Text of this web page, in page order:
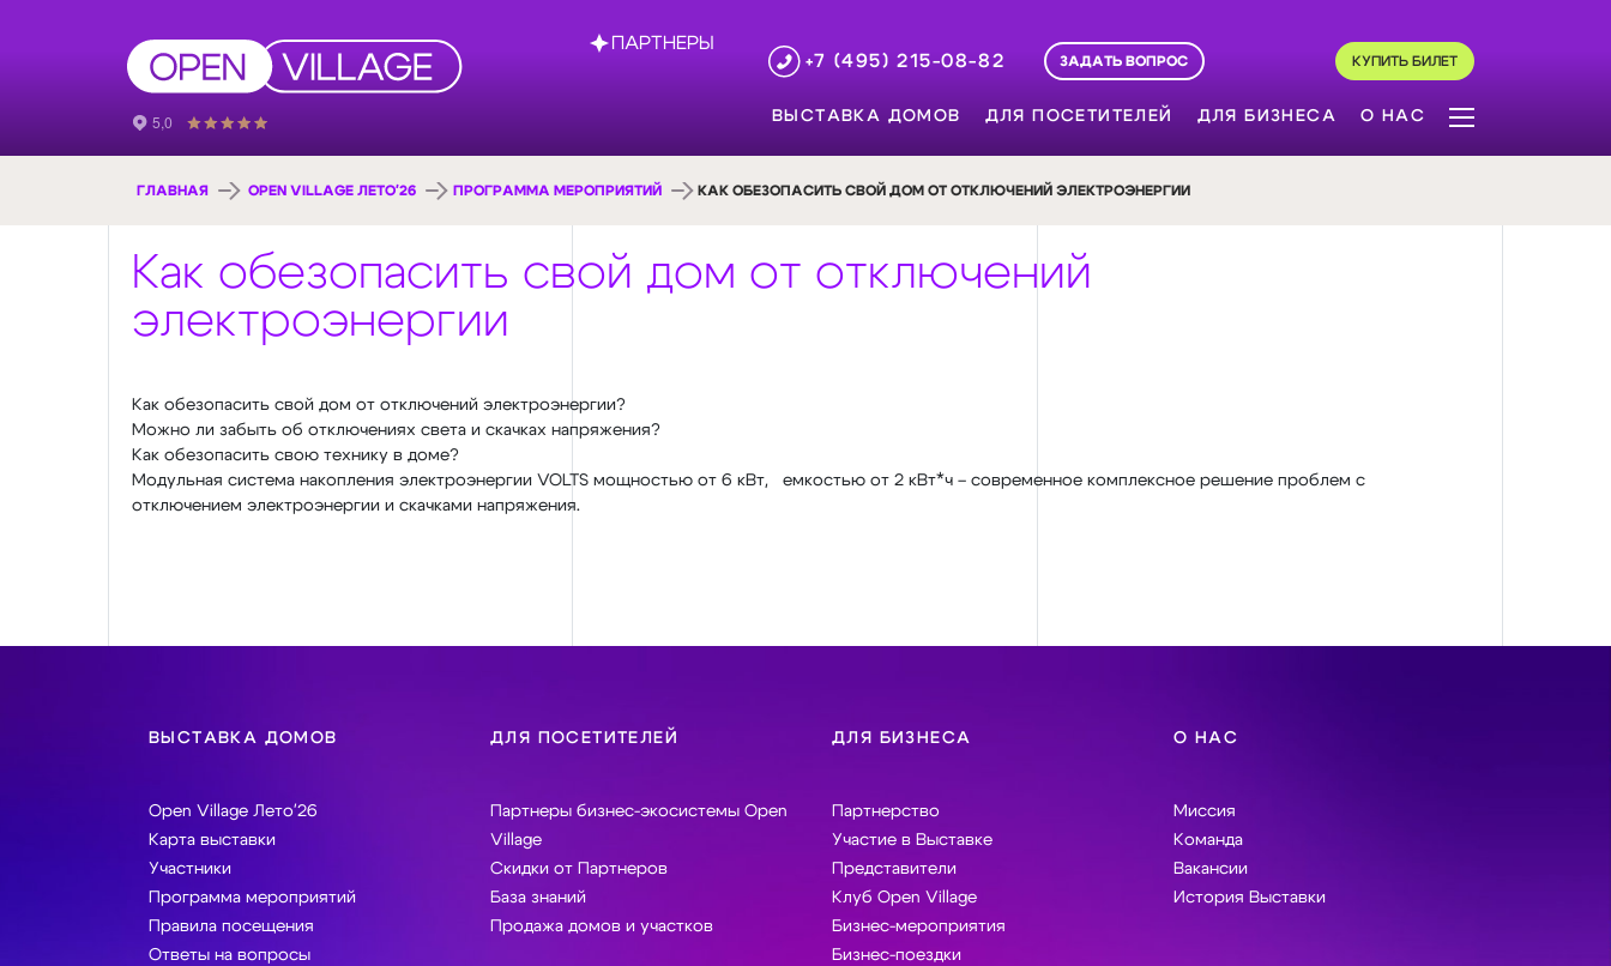
ПАРТНЕРЫ
+7 (495) 215-08-82
ЗАДАТЬ ВОПРОС КУПИТЬ БИЛЕТ
ВЫСТАВКА ДОМОВ ДЛЯ ПОСЕТИТЕЛЕЙ ДЛЯ БИЗНЕСА О НАС
ГЛАВНАЯ OPEN VILLAGE ЛЕТО'26 ПРОГРАММА МЕРОПРИЯТИЙ КАК ОБЕЗОПАСИТЬ СВОЙ ДОМ ОТ ОТКЛЮЧЕНИЙ ЭЛЕКТРОЭНЕРГИИ
Как обезопасить свой дом от отключений
электроэнергии
Как обезопасить свой дом от отключений электроэнергии?
Можно ли забыть об отключениях света и скачках напряжения?
Как обезопасить свою технику в доме?
Модульная система накопления электроэнергии VOLTS мощностью от 6 кВт, емкостью от 2 кВт*ч – современное комплексное решение проблем с
отключением электроэнергии и скачками напряжения.
ВЫСТАВКА ДОМОВ
Open Village Лето'26
Карта выставки
Участники
Программа мероприятий
Правила посещения
Ответы на вопросы
ДЛЯ ПОСЕТИТЕЛЕЙ
Партнеры бизнес-экосистемы Open
Village
Скидки от Партнеров
База знаний
Продажа домов и участков
ДЛЯ БИЗНЕСА
Партнерство
Участие в Выставке
Представители
Клуб Open Village
Бизнес-мероприятия
Бизнес-поездки
О НАС
Миссия
Команда
Вакансии
История Выставки